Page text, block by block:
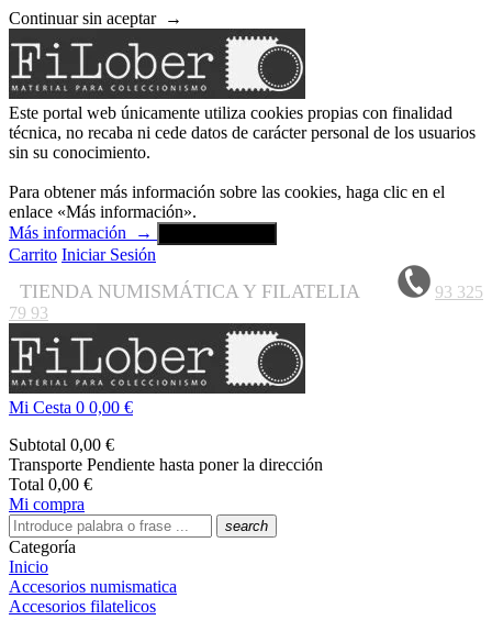
Continuar sin aceptar →
Este portal web únicamente utiliza cookies propias con finalidad
técnica, no recaba ni cede datos de carácter personal de los usuarios
sin su conocimiento.
Para obtener más información sobre las cookies, haga clic en el
enlace «Más información».
Más información
→
Carrito Iniciar Sesión
TIENDA NUMISMÁTICA Y FILATELIA
93 325
79 93
Mi Cesta 0 0,00 €
Subtotal 0,00 €
Transporte Pendiente hasta poner la dirección
Total 0,00 €
Mi compra
search
Categoría
Inicio
Accesorios numismatica
Accesorios filatelicos